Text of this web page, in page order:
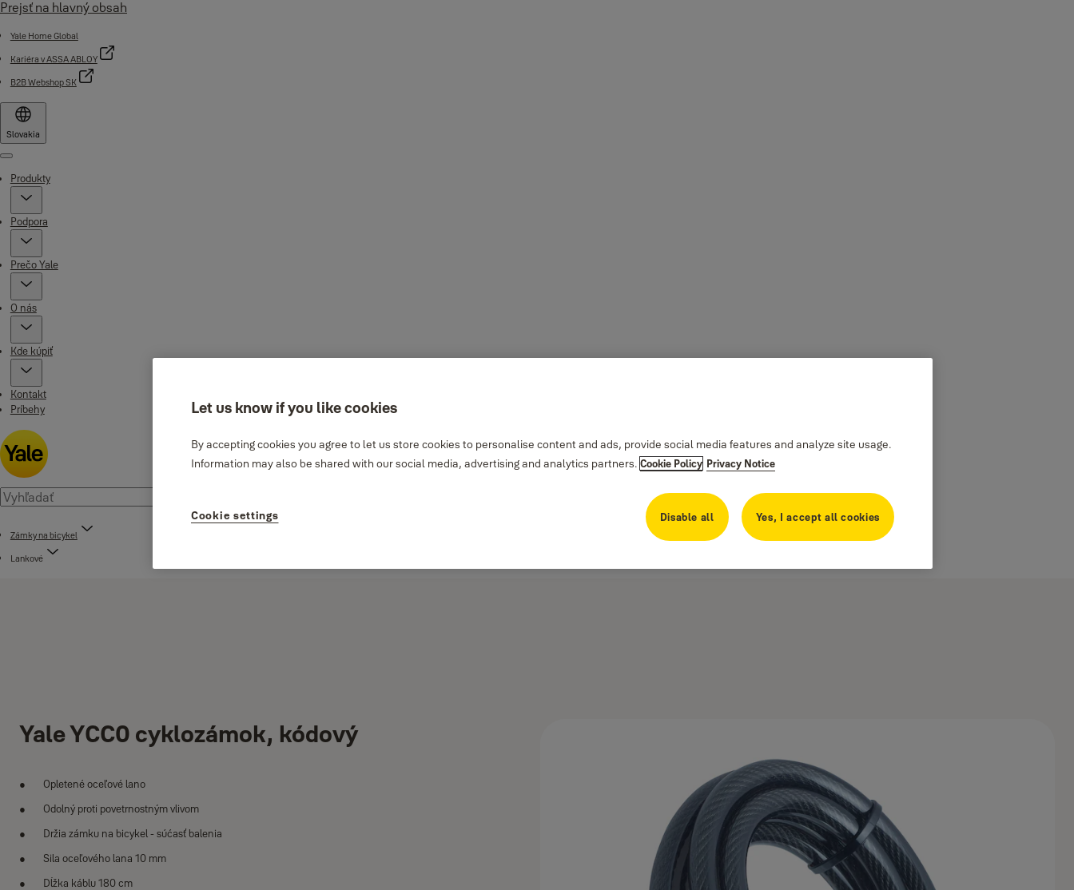
Prejsť na hlavný obsah
Yale Home Global
Kariéra v ASSA ABLOY
B2B Webshop SK
Slovakia
Menu
Produkty
Podpora
Prečo Yale
O nás
Kde kúpiť
Kontakt
Príbehy
Zámky na bicykel
Lankové
Yale YCC0 cyklozámok, kódový
Opletené oceľové lano
Odolný proti povetrnostným vlivom
Držia zámku na bicykel - súćasť balenia
Sila oceľového lana 10 mm
Dĺžka káblu 180 cm
Let us know if you like cookies
By accepting cookies you agree to let us store cookies to personalise content and ads, provide social media features and analyze site usage.
Information may also be shared with our social media, advertising and analytics partners. Cookie Policy Privacy Notice
Disable all Yes, I accept all cookies
Cookie settings